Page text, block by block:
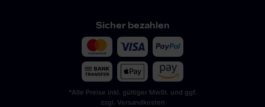
Sicher bezahlen
*Alle Preise inkl. gültiger MwSt. und ggf.
zzgl. Versandkosten